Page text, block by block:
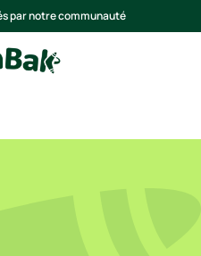
par notre communauté